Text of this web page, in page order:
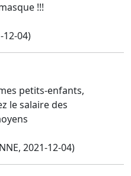
!!!
12-04)
petits-enfants,
le salaire des
2021-12-04)